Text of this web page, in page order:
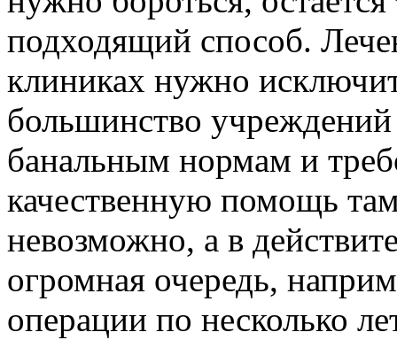
подходящий способ.
клиниках нужно
большинство
банальным нормам и
качественную помощь
невозможно, а в
огромная очередь,
операции по несколько